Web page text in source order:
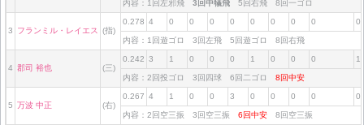
内容：1回左邪飛 3回中犠飛 5回右飛 8回一ゴロ
3 フランミル・レイエス (指)
0.278 4 0 0 0 0 0 0 0 0 0
内容：1回遊ゴロ 3回左飛 5回遊ゴロ 8回右飛
4 郡司 裕也 (三)
0.242 3 1 0 0 0 1 0 0 0 1
内容：2回投ゴロ 3回四球 6回二ゴロ 8回中安
5 万波 中正 (右)
0.267 4 1 0 0 3 0 0 0 0 0
内容：2回空三振 3回空三振 6回中安 8回空三振